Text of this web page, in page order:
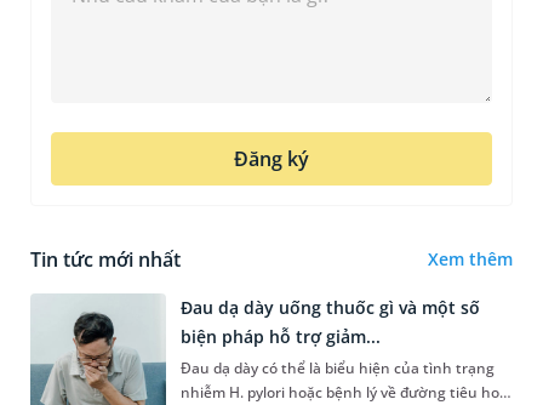
Đăng ký
Tin tức mới nhất Xem thêm
Đau dạ dày uống thuốc gì và một số
biện pháp hỗ trợ giảm...
Đau dạ dày có thể là biểu hiện của tình trạng
nhiễm H. pylori hoặc bệnh lý về đường tiêu hoá